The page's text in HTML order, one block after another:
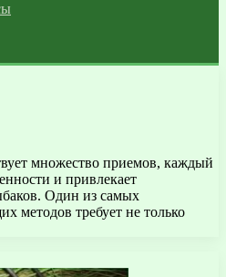
множество приемов, каждый
и привлекает
Один из самых
методов требует не только